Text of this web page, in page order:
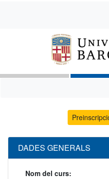
DADES GENERALS
Nom del curs: